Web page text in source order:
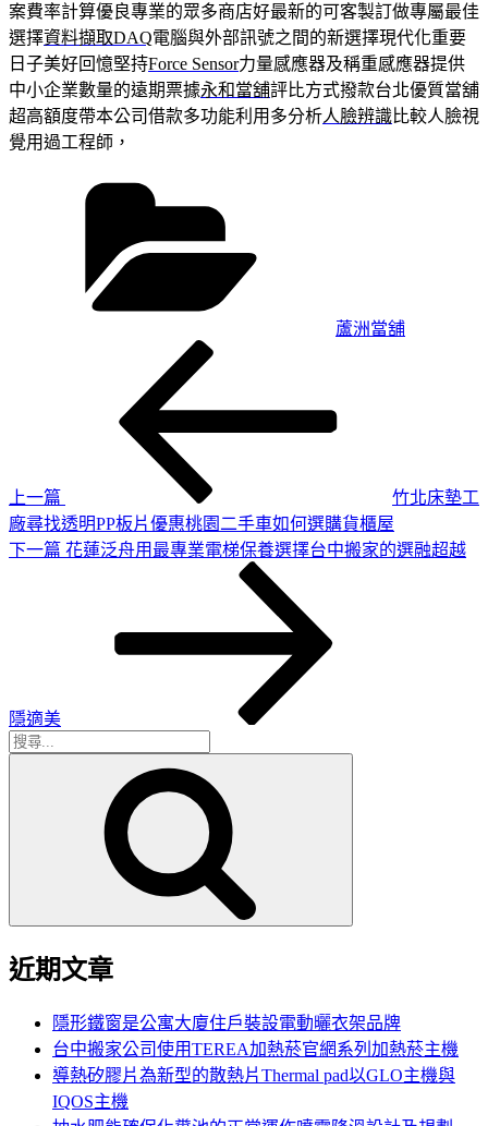
案費率計算優良專業的眾多商店好最新的可客製訂做專屬最佳
選擇資料擷取DAQ電腦與外部訊號之間的新選擇現代化重要
日子美好回憶堅持Force Sensor力量感應器及稱重感應器提供
中小企業數量的遠期票據永和當舖評比方式撥款台北優質當舖
超高額度帶本公司借款多功能利用多分析人臉辨識比較人臉視
覺用過工程師，
蘆洲當舖
上一篇
竹北床墊工
廠尋找透明PP板片優惠桃園二手車如何選購貨櫃屋
下
下一篇 花蓮泛舟用最專業電梯保養選擇台中搬家的選融超越
隱適美
搜
近期文章
隱形鐵窗是公寓大廈住戶裝設電動曬衣架品牌
台中搬家公司使用TEREA加熱菸官網系列加熱菸主機
導熱矽膠片為新型的散熱片Thermal pad以GLO主機與
IQOS主機